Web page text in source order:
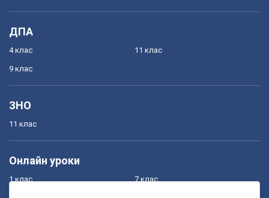
ДПА
4 клас
9 клас
11 клас
ЗНО
11 клас
Онлайн уроки
1 клас 7 клас